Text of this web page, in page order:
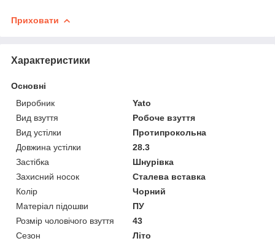
Приховати
Характеристики
Основні
Виробник
Yato
Вид взуття
Робоче взуття
Вид устілки
Протипрокольна
Довжина устілки
28.3
Застібка
Шнурівка
Захисний носок
Сталева вставка
Колір
Чорний
Матеріал підошви
ПУ
Розмір чоловічого взуття
43
Сезон
Літо